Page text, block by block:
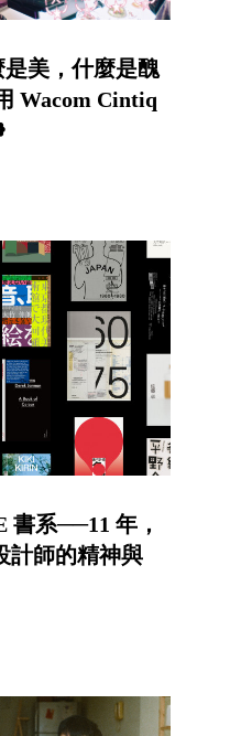
美，什麼是醜
Wacom Cintiq
書系──11 年，
計師的精神與